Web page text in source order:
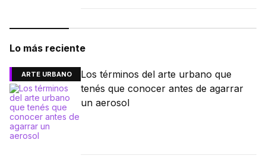
Lo más reciente
ARTE URBANO
Los términos del arte urbano que
tenés que conocer antes de agarrar
un aerosol